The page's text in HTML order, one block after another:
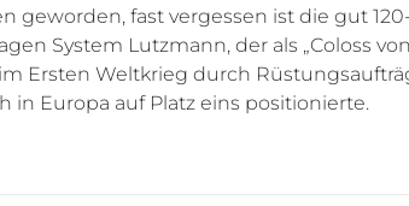
fast vergessen ist die gut
System Lutzmann, der als „Coloss
Ersten Weltkrieg durch
in Europa auf Platz eins positionierte.